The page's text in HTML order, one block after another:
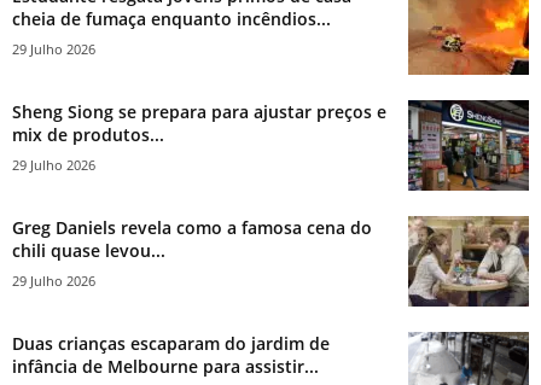
cheia de fumaça enquanto incêndios...
29 Julho 2026
Sheng Siong se prepara para ajustar preços e
mix de produtos...
29 Julho 2026
Greg Daniels revela como a famosa cena do
chili quase levou...
29 Julho 2026
Duas crianças escaparam do jardim de
infância de Melbourne para assistir...